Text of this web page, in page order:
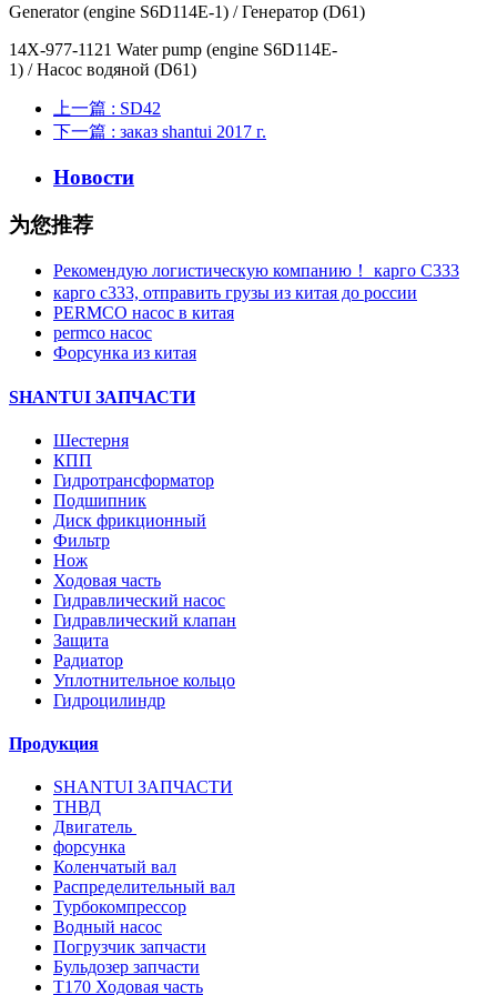
Generator (engine S6D114E-1) / Генератор (D61)
14X-977-1121 Water pump (engine S6D114E-
1) / Насос водяной (D61)
上一篇 : SD42
下一篇 : заказ shantui 2017 г.
Новости
为您推荐
Рекомендую логистическую компанию！ карго C333
карго с333, отправить грузы из китая до россии
PERMCO насос в китая
permco насос
Форсунка из китая
SHANTUI ЗАПЧАСТИ
Шестерня
КПП
Гидротрансформатор
Подшипник
Диск фрикционный
Фильтр
Нож
Ходовая часть
Гидравлический насос
Гидравлический клапан
Защита
Радиатор
Уплотнительное кольцо
Гидроцилиндр
Продукция
SHANTUI ЗАПЧАСТИ
ТНВД
Двигатель
форсунка
Коленчатый вал
Распределительный вал
Турбокомпрессор
Водный насос
Погрузчик запчасти
Бульдозер запчасти
T170 Ходовая часть